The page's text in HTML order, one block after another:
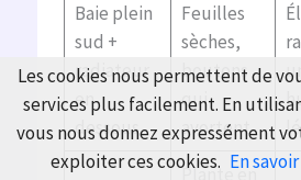
Baie plein
sud +
radiateur
en
dessous
Feuilles
sèches,
boutons
qui
avortent
Plante en
Les cookies nous permettent de
services plus facilement. En
vous nous donnez expressément
exploiter ces cookies. En